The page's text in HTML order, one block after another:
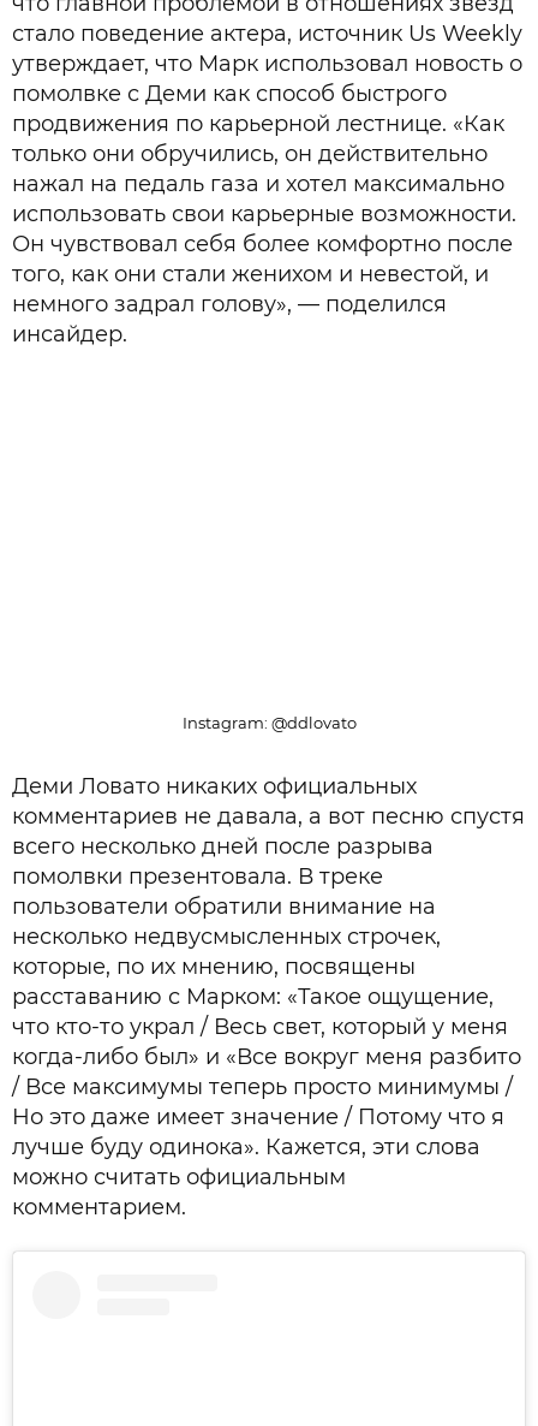
стало поведение актера, источник Us Weekly
утверждает, что Марк использовал новость о
помолвке с Деми как способ быстрого
продвижения по карьерной лестнице. «Как
только они обручились, он действительно
нажал на педаль газа и хотел максимально
использовать свои карьерные возможности.
Он чувствовал себя более комфортно после
того, как они стали женихом и невестой, и
немного задрал голову», — поделился
инсайдер.
Instagram: @ddlovato
Деми Ловато никаких официальных
комментариев не давала, а вот песню спустя
всего несколько дней после разрыва
помолвки презентовала. В треке
пользователи обратили внимание на
несколько недвусмысленных строчек,
которые, по их мнению, посвящены
расставанию с Марком: «Такое ощущение,
что кто-то украл / Весь свет, который у меня
когда-либо был» и «Все вокруг меня разбито
/ Все максимумы теперь просто минимумы /
Но это даже имеет значение / Потому что я
лучше буду одинока». Кажется, эти слова
можно считать официальным
комментарием.